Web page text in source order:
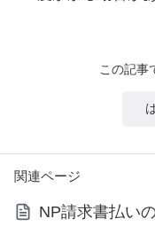
この記事
関連ページ
NP請求書払い